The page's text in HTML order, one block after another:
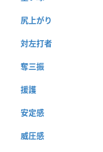
尻上がり
対左打者
奪三振
援護
安定感
威圧感